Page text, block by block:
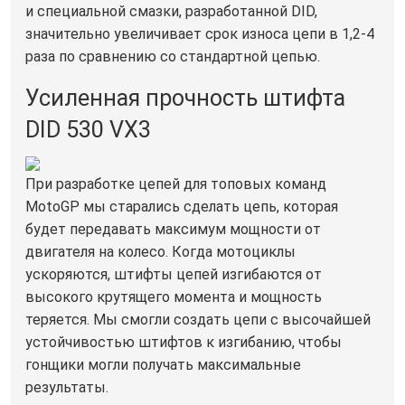
и специальной смазки, разработанной DID,
значительно увеличивает срок износа цепи в 1,2-4
раза по сравнению со стандартной цепью.
Усиленная прочность штифта
DID 530 VX3
При разработке цепей для топовых команд
MotoGP мы старались сделать цепь, которая
будет передавать максимум мощности от
двигателя на колесо. Когда мотоциклы
ускоряются, штифты цепей изгибаются от
высокого крутящего момента и мощность
теряется. Мы смогли создать цепи с высочайшей
устойчивостью штифтов к изгибанию, чтобы
гонщики могли получать максимальные
результаты.